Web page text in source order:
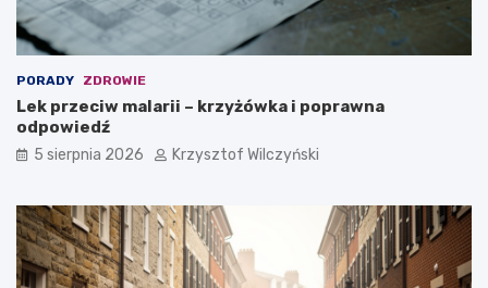
PORADY ZDROWIE
Lek przeciw malarii – krzyżówka i poprawna
odpowiedź
5 sierpnia 2026 Krzysztof Wilczyński